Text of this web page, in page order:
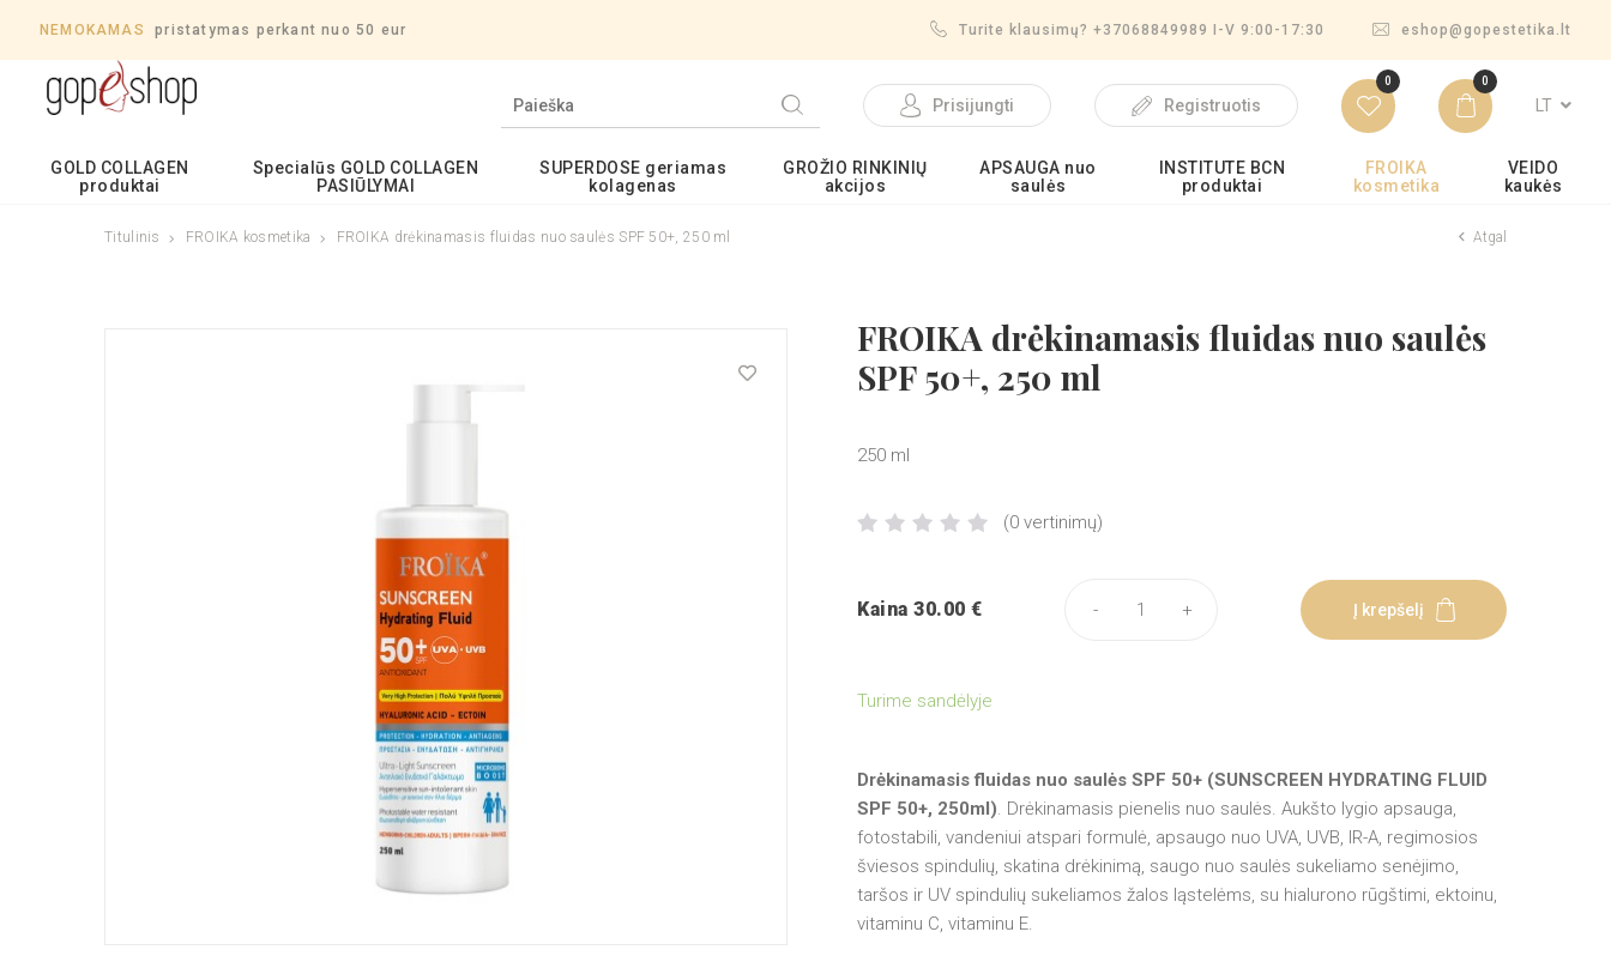
NEMOKAMAS pristatymas perkant nuo 50 eur Turite klausimų? +37068849989 I-V 9:00-17:30 eshop@gopestetika.lt
Prisijungti Registruotis
0 0
LT
GOLD COLLAGEN
produktai
Specialūs GOLD COLLAGEN
PASIŪLYMAI
SUPERDOSE geriamas
kolagenas
GROŽIO RINKINIŲ
akcijos
APSAUGA nuo
saulės
INSTITUTE BCN
produktai
FROIKA
kosmetika
VEIDO
kaukės
Titulinis FROIKA kosmetika FROIKA drėkinamasis fluidas nuo saulės SPF 50+, 250 ml Atgal
FROIKA drėkinamasis fluidas nuo saulės
SPF 50+, 250 ml
250 ml
(0 vertinimų)
Kaina 30.00 € - + Į krepšelį
Turime sandėlyje
Drėkinamasis fluidas nuo saulės SPF 50+ (SUNSCREEN HYDRATING FLUID
SPF 50+, 250ml). Drėkinamasis pienelis nuo saulės. Aukšto lygio apsauga,
fotostabili, vandeniui atspari formulė, apsaugo nuo UVA, UVB, IR-A, regimosios
šviesos spindulių, skatina drėkinimą, saugo nuo saulės sukeliamo senėjimo,
taršos ir UV spindulių sukeliamos žalos ląstelėms, su hialurono rūgštimi, ektoinu,
vitaminu C, vitaminu E.